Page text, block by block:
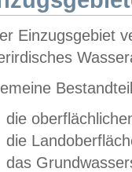
Einzugsgebiet
die
die
das